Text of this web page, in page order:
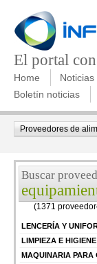
El portal
Home Noticias
Boletín noticias
Proveedores de
Buscar
(1371
LENCERÍA Y
LIMPIEZA E HIGIENE
MAQUINARIA PARA